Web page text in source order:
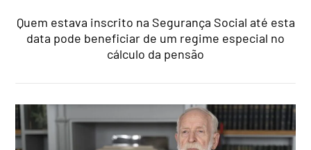
Quem estava inscrito na Segurança Social até esta
data pode beneficiar de um regime especial no
cálculo da pensão